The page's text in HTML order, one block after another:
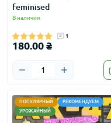
feminised
В наличии
1
180.00 ₴
ПОПУЛЯРНЫЙ
РЕКОМЕНДУЕМ
УРОЖАЙНЫЙ